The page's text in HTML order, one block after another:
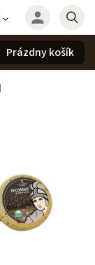
Prázdny košík